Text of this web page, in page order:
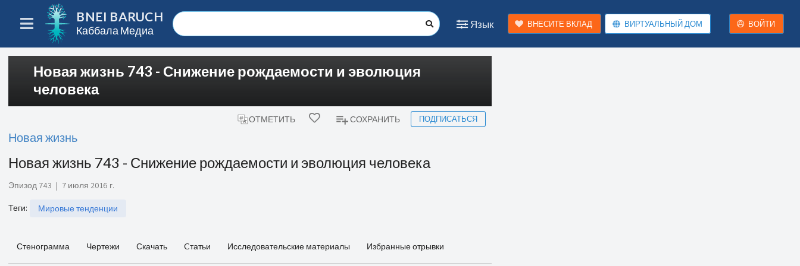
BNEI BARUCH
Каббала Медиа
Язык ВНЕСИТЕ ВКЛАД ВИРТУАЛЬНЫЙ ДОМ ВОЙТИ
Новая жизнь 743 - Снижение рождаемости и эволюция
человека
ОТМЕТИТЬ СОХРАНИТЬ ПОДПИСАТЬСЯ
Новая жизнь
Новая жизнь 743 - Снижение рождаемости и эволюция человека
Эпизод 743 | 7 июля 2016 г.
Теги: Мировые тенденции
Стенограмма Чертежи Скачать Cтатьи Исследовательские материалы Избранные отрывки